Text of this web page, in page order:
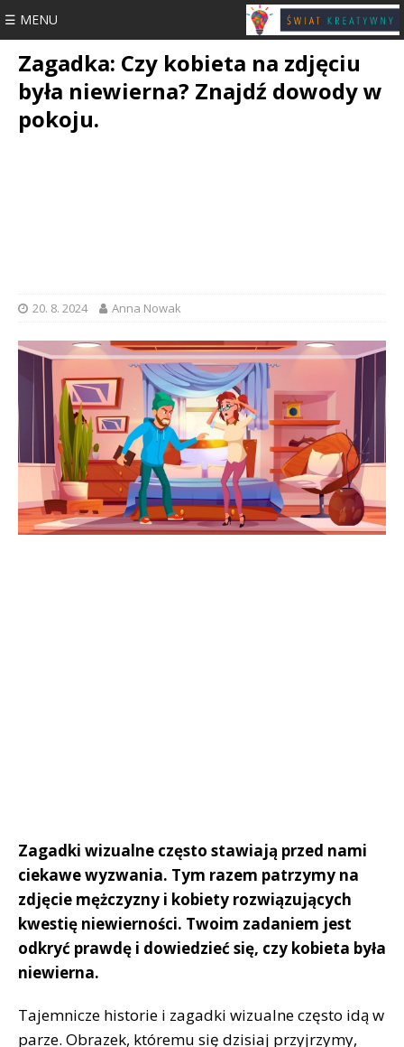
☰ MENU
Zagadka: Czy kobieta na zdjęciu
była niewierna? Znajdź dowody w
pokoju.
20. 8. 2024 Anna Nowak
Zagadki wizualne często stawiają przed nami
ciekawe wyzwania. Tym razem patrzymy na
zdjęcie mężczyzny i kobiety rozwiązujących
kwestię niewierności. Twoim zadaniem jest
odkryć prawdę i dowiedzieć się, czy kobieta była
niewierna.
Tajemnicze historie i zagadki wizualne często idą w
parze. Obrazek, któremu się dzisiaj przyjrzymy,